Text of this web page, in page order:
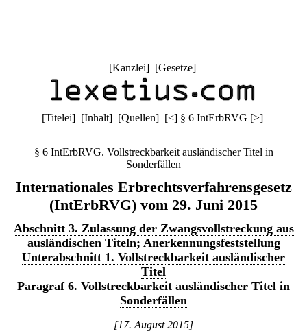
[Kanzlei] [Gesetze]
[Titelei] [Inhalt] [Quellen] [<] § 6 IntErbRVG [>]
§ 6 IntErbRVG. Vollstreckbarkeit ausländischer Titel in
Sonderfällen
Internationales Erbrechtsverfahrensgesetz
(IntErbRVG) vom 29. Juni 2015
Abschnitt 3. Zulassung der Zwangsvollstreckung aus
ausländischen Titeln; Anerkennungsfeststellung
Unterabschnitt 1. Vollstreckbarkeit ausländischer
Titel
Paragraf 6. Vollstreckbarkeit ausländischer Titel in
Sonderfällen
[17. August 2015]